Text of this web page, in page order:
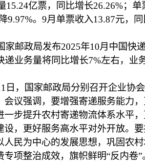
15.24亿票，同比增长26.26%；单
9.97%。9月单票收入13.87元，
邮政局发布2025年10月中国快
递业务量将同比增长7%左右，业
，国家邮政局分别召开企业协
会议强调，要增强寄递服务能力
一步提升农村寄递物流体系水平
设，更好服务高水平对外开放。
人民为中心的发展思想，巩固农
专项整治成效，旗帜鲜明“反内卷”